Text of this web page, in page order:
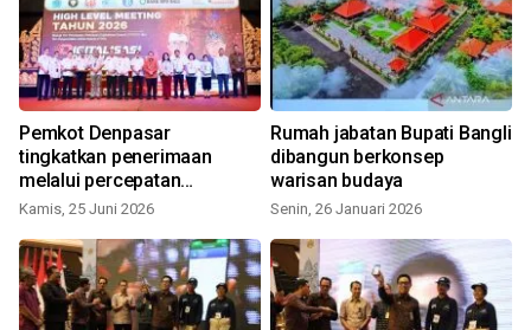
Pemkot Denpasar
tingkatkan penerimaan
melalui percepatan
digitalisasi pajak daerah
Kamis, 25 Juni 2026
Rumah jabatan Bupati Bangli
dibangun berkonsep
warisan budaya
Senin, 26 Januari 2026